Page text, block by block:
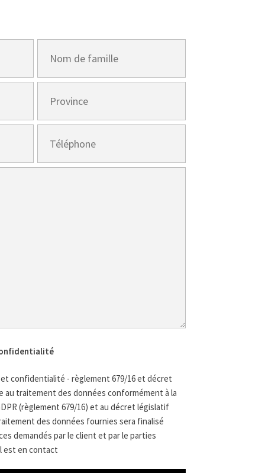
confidentialité - règlement 679/16 et décret
au traitement des données conformément à la
(règlement 679/16) et au décret législatif
des données fournies sera finalisé
demandés par le client et par le parties
est en contact